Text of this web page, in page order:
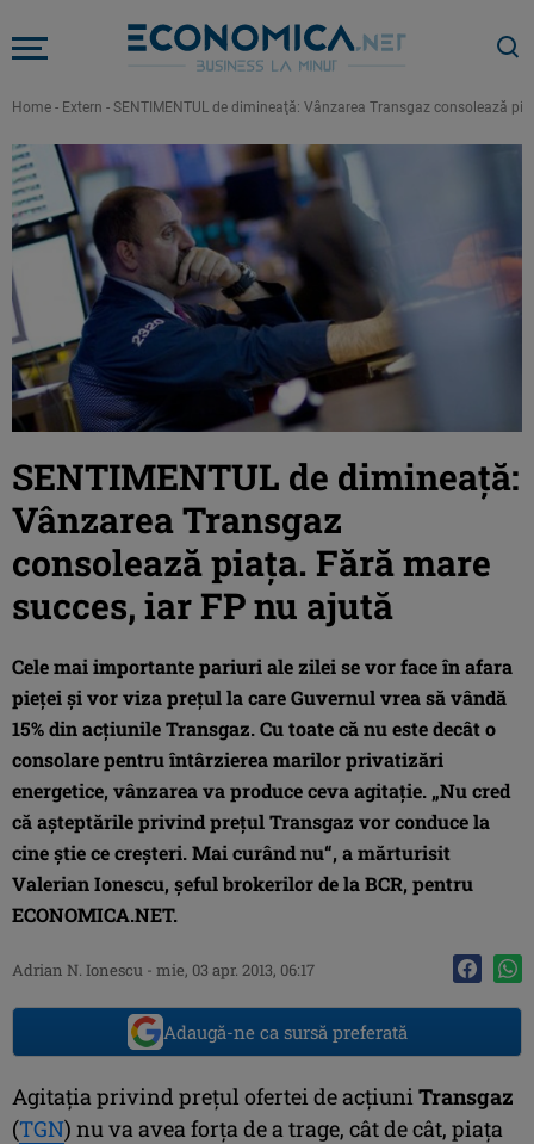
Home - Extern - SENTIMENTUL de dimineaţă: Vânzarea Transgaz consolează
SENTIMENTUL de dimineaţă:
Vânzarea Transgaz
consolează piaţa. Fără mare
succes, iar FP nu ajută
Cele mai importante pariuri ale zilei se vor face în afara
pieţei şi vor viza preţul la care Guvernul vrea să vândă
15% din acţiunile Transgaz. Cu toate că nu este decât o
consolare pentru întârzierea marilor privatizări
energetice, vânzarea va produce ceva agitaţie. „Nu cred
că aşteptările privind preţul Transgaz vor conduce la
cine ştie ce creşteri. Mai curând nu“, a mărturisit
Valerian Ionescu, şeful brokerilor de la BCR, pentru
ECONOMICA.NET.
Adrian N. Ionescu - mie, 03 apr. 2013, 06:17
Adaugă-ne ca sursă preferată
Agitaţia privind preţul ofertei de acţiuniTransgaz
(TGN) nu va avea forţa de a trage, cât de cât, piaţa